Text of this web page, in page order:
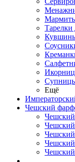
Тарелки
Ещё
Чешский
Чешский
Чешский